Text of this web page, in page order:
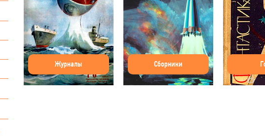
Журналы Сборники